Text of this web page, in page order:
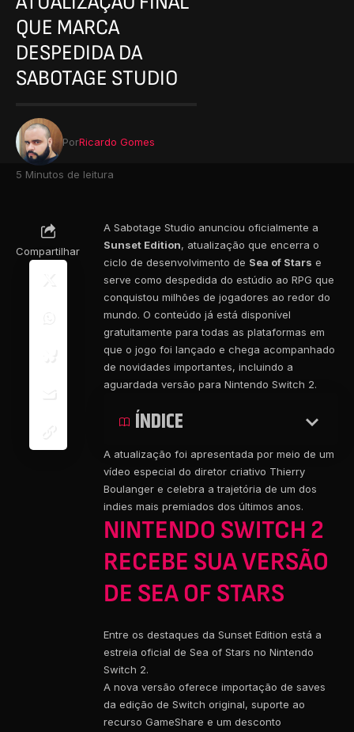
QUE MARCA
DESPEDIDA DA
SABOTAGE STUDIO
PorRicardo Gomes
5 Minutos de leitura
Compartilhar
A Sabotage Studio anunciou oficialmente a
Sunset Edition, atualização que encerra o
ciclo de desenvolvimento de Sea of Stars e
serve como despedida do estúdio ao RPG que
conquistou milhões de jogadores ao redor do
mundo. O conteúdo já está disponível
gratuitamente para todas as plataformas em
que o jogo foi lançado e chega acompanhado
de novidades importantes, incluindo a
aguardada versão para Nintendo Switch 2.
ÍNDICE
A atualização foi apresentada por meio de um
vídeo especial do diretor criativo Thierry
Boulanger e celebra a trajetória de um dos
indies mais premiados dos últimos anos.
NINTENDO SWITCH 2
RECEBE SUA VERSÃO
DE SEA OF STARS
Entre os destaques da Sunset Edition está a
estreia oficial de Sea of Stars no Nintendo
Switch 2.
A nova versão oferece importação de saves
da edição de Switch original, suporte ao
recurso GameShare e um desconto